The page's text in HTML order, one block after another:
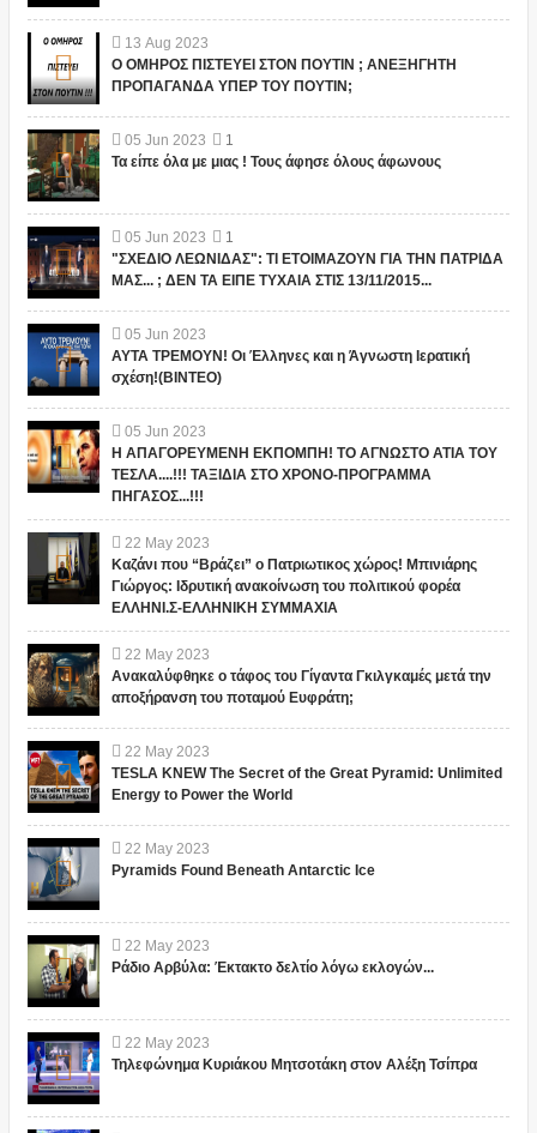
13 Aug 2023
Ο ΟΜΗΡΟΣ ΠΙΣΤΕΥΕΙ ΣΤΟΝ ΠΟΥΤΙΝ ; ΑΝΕΞΗΓΗΤΗ
ΠΡΟΠΑΓΑΝΔΑ ΥΠΕΡ ΤΟΥ ΠΟΥΤΙΝ;
05 Jun 2023
1
Τα είπε όλα με μιας ! Τους άφησε όλους άφωνους
05 Jun 2023
1
"ΣΧΕΔΙΟ ΛΕΩΝΙΔΑΣ": ΤΙ ΕΤΟΙΜΑΖΟΥΝ ΓΙΑ ΤΗΝ ΠΑΤΡΙΔΑ
ΜΑΣ... ; ΔΕΝ ΤΑ ΕΙΠΕ ΤΥΧΑΙΑ ΣΤΙΣ 13/11/2015...
05 Jun 2023
ΑΥΤΑ ΤΡΕΜΟΥΝ! Οι Έλληνες και η Άγνωστη Ιερατική
σχέση!(ΒΙΝΤΕΟ)
05 Jun 2023
Η ΑΠΑΓΟΡΕΥΜΕΝΗ ΕΚΠΟΜΠΗ! ΤΟ ΑΓΝΩΣΤΟ ΑΤΙΑ ΤΟΥ
ΤΕΣΛΑ....!!! ΤΑΞΙΔΙΑ ΣΤΟ ΧΡΟΝΟ-ΠΡΟΓΡΑΜΜΑ
ΠΗΓΑΣΟΣ...!!!
22 May 2023
Καζάνι που “Βράζει” ο Πατριωτικος χώρος! Μπινιάρης
Γιώργος: Ιδρυτική ανακοίνωση του πολιτικού φορέα
ΕΛΛΗΝΙ.Σ-ΕΛΛΗΝΙΚΗ ΣΥΜΜΑΧΙΑ
22 May 2023
Ανακαλύφθηκε ο τάφος του Γίγαντα Γκιλγκαμές μετά την
αποξήρανση του ποταμού Ευφράτη;
22 May 2023
TESLA KNEW The Secret of the Great Pyramid: Unlimited
Energy to Power the World
22 May 2023
Pyramids Found Beneath Antarctic Ice
22 May 2023
Ράδιο Αρβύλα: Έκτακτο δελτίο λόγω εκλογών...
22 May 2023
Τηλεφώνημα Κυριάκου Μητσοτάκη στον Αλέξη Τσίπρα